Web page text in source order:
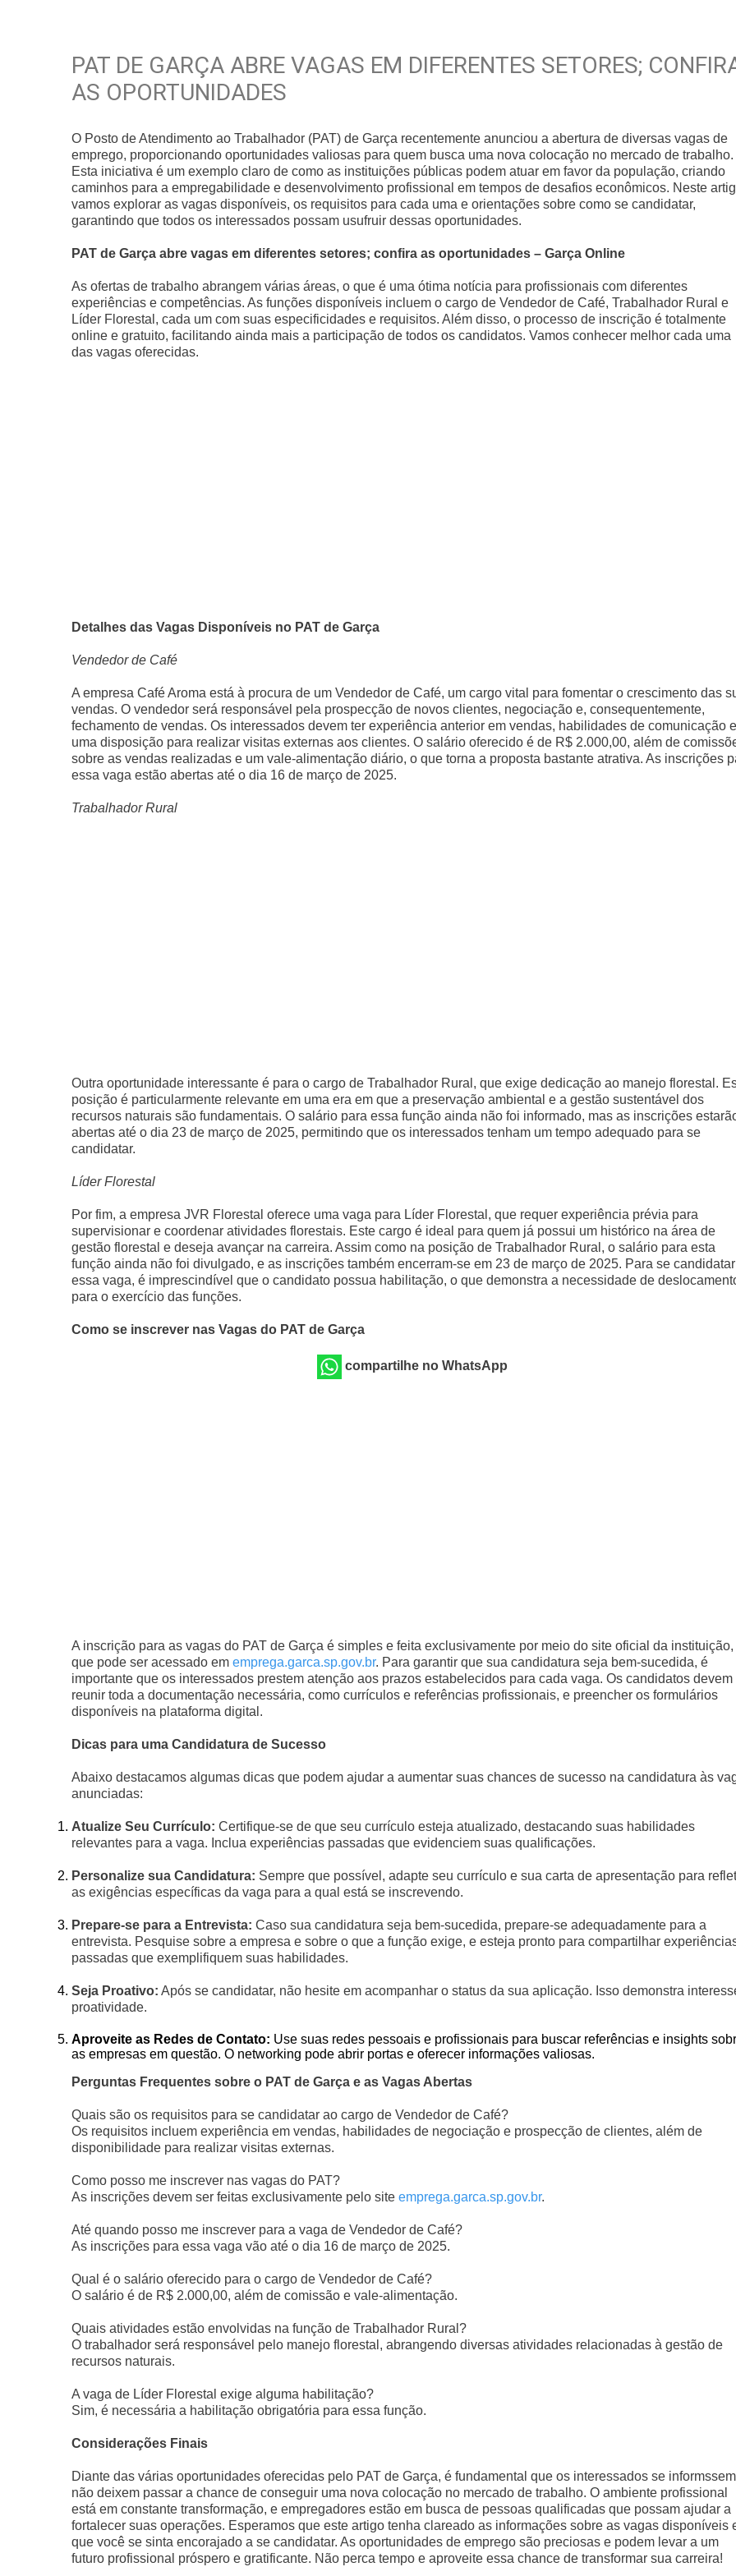
PAT DE GARÇA ABRE VAGAS EM DIFERENTES SETORES;
AS OPORTUNIDADES
O Posto de Atendimento ao Trabalhador (PAT) de Garça recentemente anunciou a abertura de diversas vagas de
emprego, proporcionando oportunidades valiosas para quem busca uma nova colocação no mercado de trabalho.
Esta iniciativa é um exemplo claro de como as instituições públicas podem atuar em favor da população, criando
caminhos para a empregabilidade e desenvolvimento profissional em tempos de desafios econômicos. Neste
vamos explorar as vagas disponíveis, os requisitos para cada uma e orientações sobre como se candidatar,
garantindo que todos os interessados possam usufruir dessas oportunidades.
PAT de Garça abre vagas em diferentes setores; confira as oportunidades – Garça Online
As ofertas de trabalho abrangem várias áreas, o que é uma ótima notícia para profissionais com diferentes
experiências e competências. As funções disponíveis incluem o cargo de Vendedor de Café, Trabalhador Rural e
Líder Florestal, cada um com suas especificidades e requisitos. Além disso, o processo de inscrição é totalmente
online e gratuito, facilitando ainda mais a participação de todos os candidatos. Vamos conhecer melhor cada uma
das vagas oferecidas.
Detalhes das Vagas Disponíveis no PAT de Garça
Vendedor de Café
A empresa Café Aroma está à procura de um Vendedor de Café, um cargo vital para fomentar o crescimento das
vendas. O vendedor será responsável pela prospecção de novos clientes, negociação e, consequentemente,
fechamento de vendas. Os interessados devem ter experiência anterior em vendas, habilidades de comunicação e
uma disposição para realizar visitas externas aos clientes. O salário oferecido é de R$ 2.000,00, além de
sobre as vendas realizadas e um vale-alimentação diário, o que torna a proposta bastante atrativa. As inscrições
essa vaga estão abertas até o dia 16 de março de 2025.
Trabalhador Rural
Outra oportunidade interessante é para o cargo de Trabalhador Rural, que exige dedicação ao manejo florestal.
posição é particularmente relevante em uma era em que a preservação ambiental e a gestão sustentável dos
recursos naturais são fundamentais. O salário para essa função ainda não foi informado, mas as inscrições
abertas até o dia 23 de março de 2025, permitindo que os interessados tenham um tempo adequado para se
candidatar.
Líder Florestal
Por fim, a empresa JVR Florestal oferece uma vaga para Líder Florestal, que requer experiência prévia para
supervisionar e coordenar atividades florestais. Este cargo é ideal para quem já possui um histórico na área de
gestão florestal e deseja avançar na carreira. Assim como na posição de Trabalhador Rural, o salário para esta
função ainda não foi divulgado, e as inscrições também encerram-se em 23 de março de 2025. Para se
essa vaga, é imprescindível que o candidato possua habilitação, o que demonstra a necessidade de
para o exercício das funções.
Como se inscrever nas Vagas do PAT de Garça
compartilhe no WhatsApp
A inscrição para as vagas do PAT de Garça é simples e feita exclusivamente por meio do site oficial da instituição,
que pode ser acessado em emprega.garca.sp.gov.br. Para garantir que sua candidatura seja bem-sucedida, é
importante que os interessados prestem atenção aos prazos estabelecidos para cada vaga. Os candidatos devem
reunir toda a documentação necessária, como currículos e referências profissionais, e preencher os formulários
disponíveis na plataforma digital.
Dicas para uma Candidatura de Sucesso
Abaixo destacamos algumas dicas que podem ajudar a aumentar suas chances de sucesso na candidatura às
anunciadas:
Atualize Seu Currículo: Certifique-se de que seu currículo esteja atualizado, destacando suas habilidades
relevantes para a vaga. Inclua experiências passadas que evidenciem suas qualificações.
Personalize sua Candidatura: Sempre que possível, adapte seu currículo e sua carta de apresentação para
as exigências específicas da vaga para a qual está se inscrevendo.
Prepare-se para a Entrevista: Caso sua candidatura seja bem-sucedida, prepare-se adequadamente para a
entrevista. Pesquise sobre a empresa e sobre o que a função exige, e esteja pronto para compartilhar
passadas que exemplifiquem suas habilidades.
Seja Proativo: Após se candidatar, não hesite em acompanhar o status da sua aplicação. Isso demonstra
proatividade.
Aproveite as Redes de Contato: Use suas redes pessoais e profissionais para buscar referências e insights
as empresas em questão. O networking pode abrir portas e oferecer informações valiosas.
Perguntas Frequentes sobre o PAT de Garça e as Vagas Abertas
Quais são os requisitos para se candidatar ao cargo de Vendedor de Café?
Os requisitos incluem experiência em vendas, habilidades de negociação e prospecção de clientes, além de
disponibilidade para realizar visitas externas.
Como posso me inscrever nas vagas do PAT?
As inscrições devem ser feitas exclusivamente pelo site emprega.garca.sp.gov.br.
Até quando posso me inscrever para a vaga de Vendedor de Café?
As inscrições para essa vaga vão até o dia 16 de março de 2025.
Qual é o salário oferecido para o cargo de Vendedor de Café?
O salário é de R$ 2.000,00, além de comissão e vale-alimentação.
Quais atividades estão envolvidas na função de Trabalhador Rural?
O trabalhador será responsável pelo manejo florestal, abrangendo diversas atividades relacionadas à gestão de
recursos naturais.
A vaga de Líder Florestal exige alguma habilitação?
Sim, é necessária a habilitação obrigatória para essa função.
Considerações Finais
Diante das várias oportunidades oferecidas pelo PAT de Garça, é fundamental que os interessados se
não deixem passar a chance de conseguir uma nova colocação no mercado de trabalho. O ambiente profissional
está em constante transformação, e empregadores estão em busca de pessoas qualificadas que possam ajudar a
fortalecer suas operações. Esperamos que este artigo tenha clareado as informações sobre as vagas disponíveis
que você se sinta encorajado a se candidatar. As oportunidades de emprego são preciosas e podem levar a um
futuro profissional próspero e gratificante. Não perca tempo e aproveite essa chance de transformar sua carreira!